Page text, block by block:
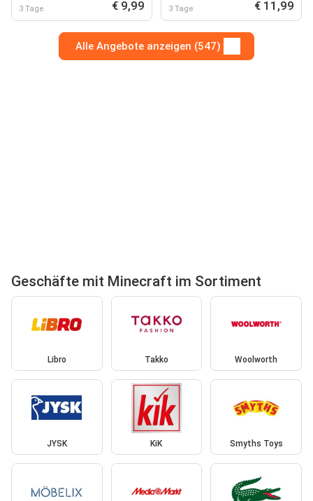
3 Tage € 9,99 3 Tage € 11,99
Alle Angebote anzeigen (547)
Geschäfte mit Minecraft im Sortiment
Libro Takko Woolworth
JYSK KiK Smyths Toys